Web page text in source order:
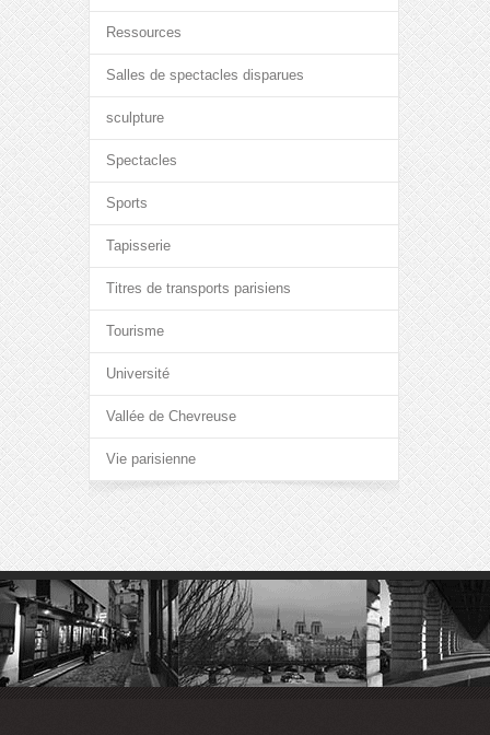
Ressources
Salles de spectacles disparues
sculpture
Spectacles
Sports
Tapisserie
Titres de transports parisiens
Tourisme
Université
Vallée de Chevreuse
Vie parisienne